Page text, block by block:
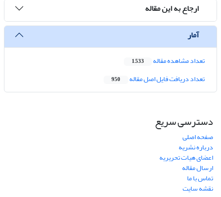
ارجاع به این مقاله
آمار
تعداد مشاهده مقاله 1,533
تعداد دریافت فایل اصل مقاله 950
دسترسی سریع
صفحه اصلی
درباره نشریه
اعضای هیات تحریریه
ارسال مقاله
تماس با ما
نقشه سایت